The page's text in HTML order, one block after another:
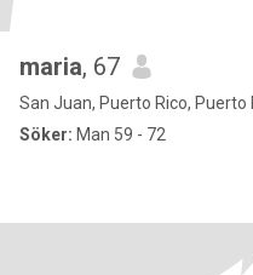
maria, 67
San Juan, Puerto Rico, Puerto
Söker: Man 59 - 72